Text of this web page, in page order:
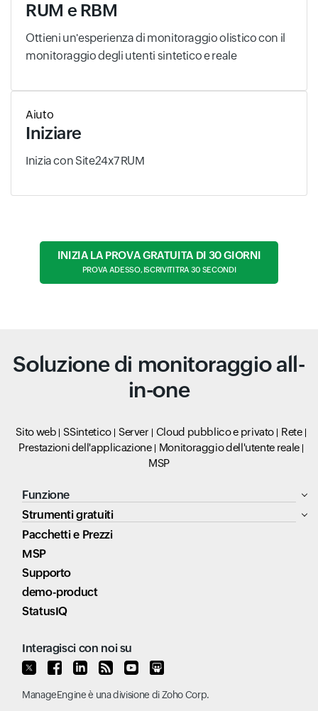
RUM e RBM
Ottieni un'esperienza di monitoraggio olistico con il
monitoraggio degli utenti sintetico e reale
Aiuto
Iniziare
Inizia con Site24x7 RUM
INIZIA LA PROVA GRATUITA DI 30 GIORNI
PROVA ADESSO, ISCRIVITI TRA 30 SECONDI
Soluzione di monitoraggio all-
in-one
Sito web SSintetico Server Cloud pubblico e privato
Rete
Prestazioni dell'applicazione
Monitoraggio dell'utente reale
MSP
Funzione
Strumenti gratuiti
Pacchetti e Prezzi
MSP
Supporto
demo-product
StatusIQ
Interagisci con noi su
ManageEngineè una divisione diZoho Corp.